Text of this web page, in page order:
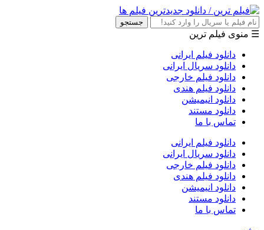
جستجو
☰ منوی فیلم ترین
دانلود فیلم ایرانی
دانلود سریال ایرانی
دانلود فیلم خارجی
دانلود فیلم هندی
دانلود انیمیشن
دانلود مستند
تماس با ما
دانلود فیلم ایرانی
دانلود سریال ایرانی
دانلود فیلم خارجی
دانلود فیلم هندی
دانلود انیمیشن
دانلود مستند
تماس با ما